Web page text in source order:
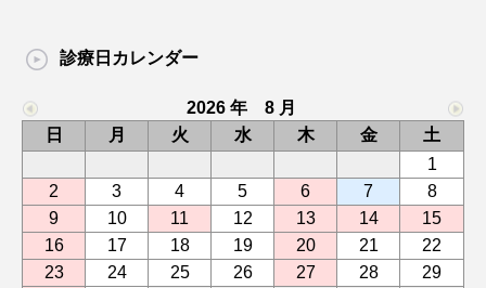
診療日カレンダー
2026 年 8 月
日
月 火 水 木 金
土
1
2
3 4 5 6 7
8
9
10 11 12 13 14
15
16
17 18 19 20 21
22
23
24 25 26 27 28
29